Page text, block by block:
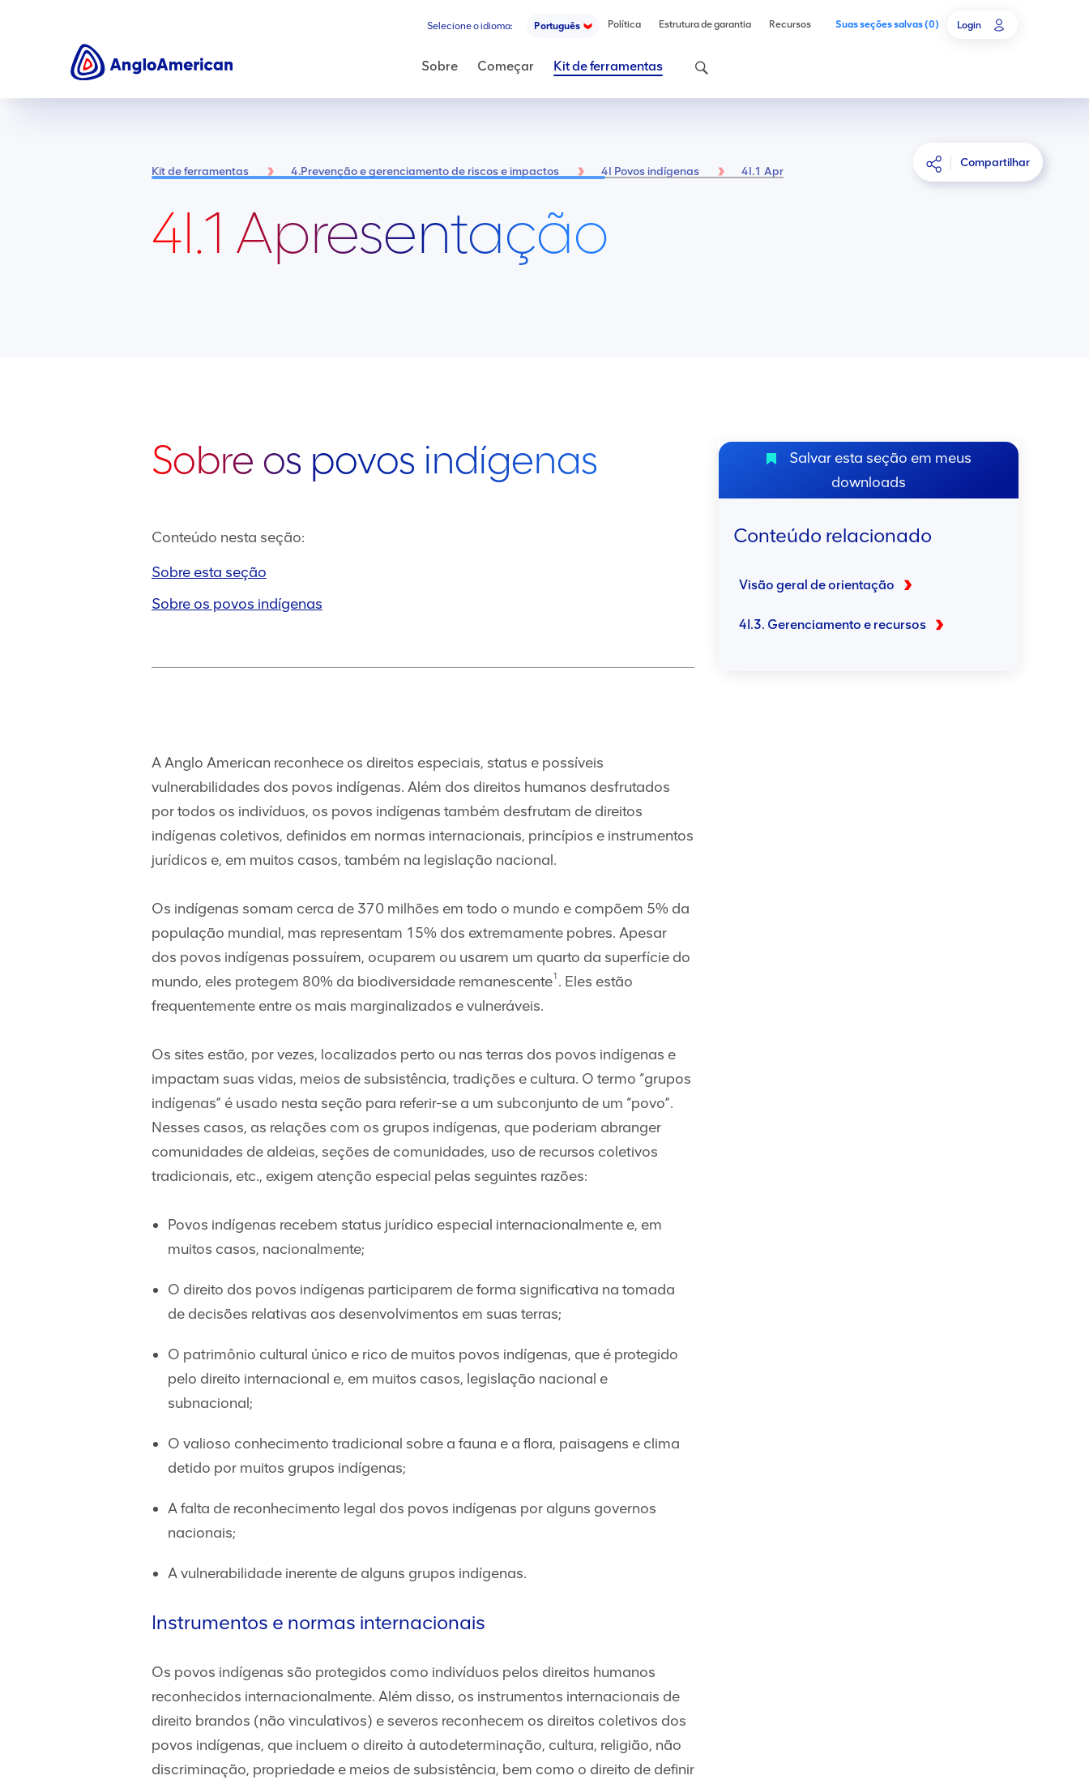
Selecione o idioma: Português Política Estrutura de garantia Recursos Suas seções salvas(0) Login
Sobre Começar Kit de ferramentas Pesquisar
4I.1 Apresentação
Kit de ferramentas 4.Prevenção e gerenciamento de riscos e impactos 4I Povos indígenas 4I.1 Apresentação Sobre os povos indígenas
Compartilhar
Sobre os povos indígenas
Conteúdo nesta seção:
Sobre esta seção
Sobre os povos indígenas
Salvar esta seção em meus
downloads
Conteúdo relacionado
Visão geral de orientação
4I.3. Gerenciamento e recursos
A Anglo American reconhece os direitos especiais, status e possíveis
vulnerabilidades dos povos indígenas. Além dos direitos humanos desfrutados
por todos os indivíduos, os povos indígenas também desfrutam de direitos
indígenas coletivos, definidos em normas internacionais, princípios e instrumentos
jurídicos e, em muitos casos, também na legislação nacional.
Os indígenas somam cerca de 370 milhões em todo o mundo e compõem 5% da
população mundial, mas representam 15% dos extremamente pobres. Apesar
dos povos indígenas possuírem, ocuparem ou usarem um quarto da superfície do
mundo, eles protegem 80% da biodiversidade remanescente1 . Eles estão
frequentemente entre os mais marginalizados e vulneráveis.
Os sites estão, por vezes, localizados perto ou nas terras dos povos indígenas e
impactam suas vidas, meios de subsistência, tradições e cultura. O termo “grupos
indígenas” é usado nesta seção para referir-se a um subconjunto de um “povo”.
Nesses casos, as relações com os grupos indígenas, que poderiam abranger
comunidades de aldeias, seções de comunidades, uso de recursos coletivos
tradicionais, etc., exigem atenção especial pelas seguintes razões:
Povos indígenas recebem status jurídico especial internacionalmente e, em
muitos casos, nacionalmente;
O direito dos povos indígenas participarem de forma significativa na tomada
de decisões relativas aos desenvolvimentos em suas terras;
O patrimônio cultural único e rico de muitos povos indígenas, que é protegido
pelo direito internacional e, em muitos casos, legislação nacional e
subnacional;
O valioso conhecimento tradicional sobre a fauna e a flora, paisagens e clima
detido por muitos grupos indígenas;
A falta de reconhecimento legal dos povos indígenas por alguns governos
nacionais;
A vulnerabilidade inerente de alguns grupos indígenas.
Instrumentos e normas internacionais
Os povos indígenas são protegidos como indivíduos pelos direitos humanos
reconhecidos internacionalmente. Além disso, os instrumentos internacionais de
direito brandos (não vinculativos) e severos reconhecem os direitos coletivos dos
povos indígenas, que incluem o direito à autodeterminação, cultura, religião, não
discriminação, propriedade e meios de subsistência, bem como o direito de definir